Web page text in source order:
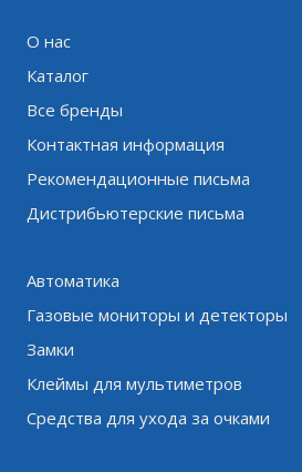
О нас
Каталог
Все бренды
Контактная информация
Рекомендационные письма
Дистрибьютерские письма
Автоматика
Газовые мониторы и детекторы
Замки
Клеймы для мультиметров
Средства для ухода за очками